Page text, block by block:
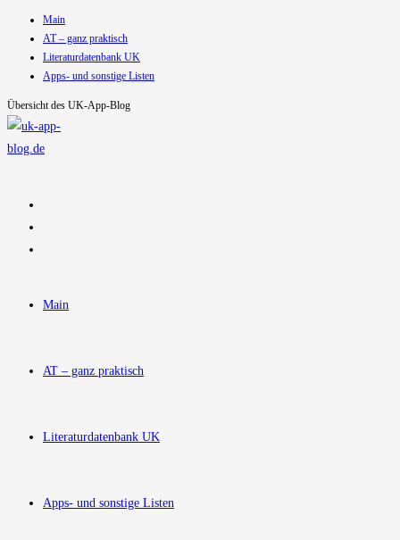
Inhalt
springen
Main
AT – ganz praktisch
Literaturdatenbank UK
Apps- und sonstige Listen
Übersicht des UK-App-Blog
Main
AT – ganz praktisch
Literaturdatenbank UK
Apps- und sonstige Listen